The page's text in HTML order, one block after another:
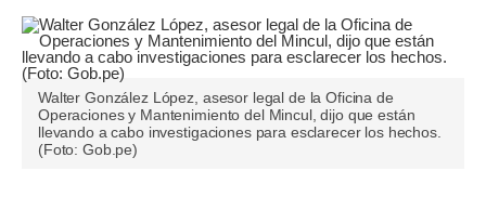
Editorial
Pregunta de hoy
Blogs
Tendencias
Walter González López, asesor legal de la Oficina de
Operaciones y Mantenimiento del Mincul, dijo que están
llevando a cabo investigaciones para esclarecer los hechos.
(Foto: Gob.pe)